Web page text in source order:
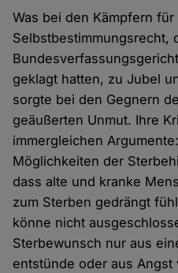
Was bei den Kämpfern für
Selbstbestimmungsrecht,
geklagt hatten, zu Jubel
sorgte bei den Gegnern
geäußerten Unmut. Ihre
immergleichen
Möglichkeiten der
dass alte und kranke
zum Sterben gedrängt
könne nicht
Sterbewunsch nur aus
entstünde oder aus